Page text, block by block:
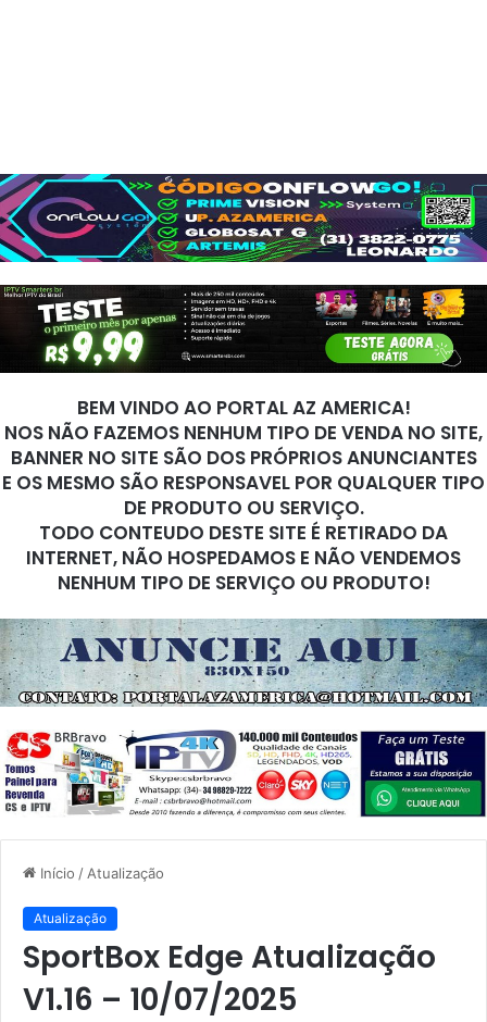
BEM VINDO AO PORTAL AZ AMERICA!
NOS NÃO FAZEMOS NENHUM TIPO DE VENDA NO SITE,
BANNER NO SITE SÃO DOS PRÓPRIOS ANUNCIANTES
E OS MESMO SÃO RESPONSAVEL POR QUALQUER TIPO
DE PRODUTO OU SERVIÇO.
TODO CONTEUDO DESTE SITE É RETIRADO DA
INTERNET, NÃO HOSPEDAMOS E NÃO VENDEMOS
NENHUM TIPO DE SERVIÇO OU PRODUTO!
Início / Atualização
Atualização
SportBox Edge Atualização
V1.16 – 10/07/2025